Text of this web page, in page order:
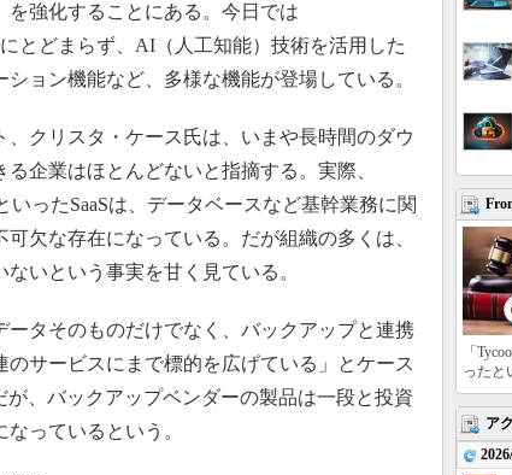
強化することにある。今日では
にとどまらず、AI（人工知能）技術を活用した
ョン機能など、多様な機能が登場している。
クリスタ・ケース氏は、いまや長時間のダウ
企業はほとんどないと指摘する。実際、
いったSaaSは、データベースなど基幹業務に関
欠な存在になっている。だが組織の多くは、
いという事実を甘く見ている。
タそのものだけでなく、バックアップと連携
サービスにまで標的を広げている」とケース
、バックアップベンダーの製品は一段と投資
っているという。
「
ったと
ア